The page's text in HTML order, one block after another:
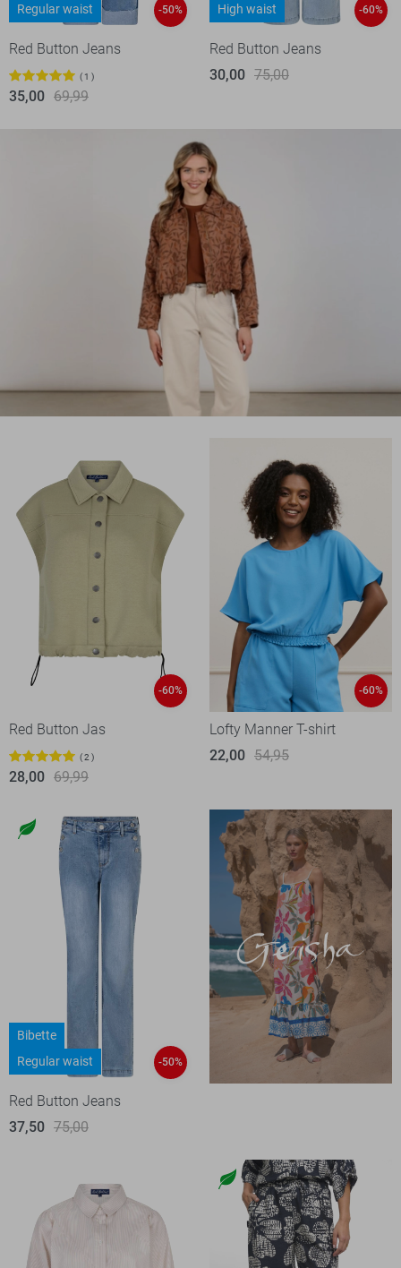
Regular waist
-50%
Red Button Jeans
1
35,00 69,99
High waist
-60%
Red Button Jeans
30,00 75,00
-60%
Red Button Jas
2
28,00 69,99
-60%
Lofty Manner T-shirt
22,00 54,95
Bibette
Regular waist
-50%
Red Button Jeans
37,50 75,00